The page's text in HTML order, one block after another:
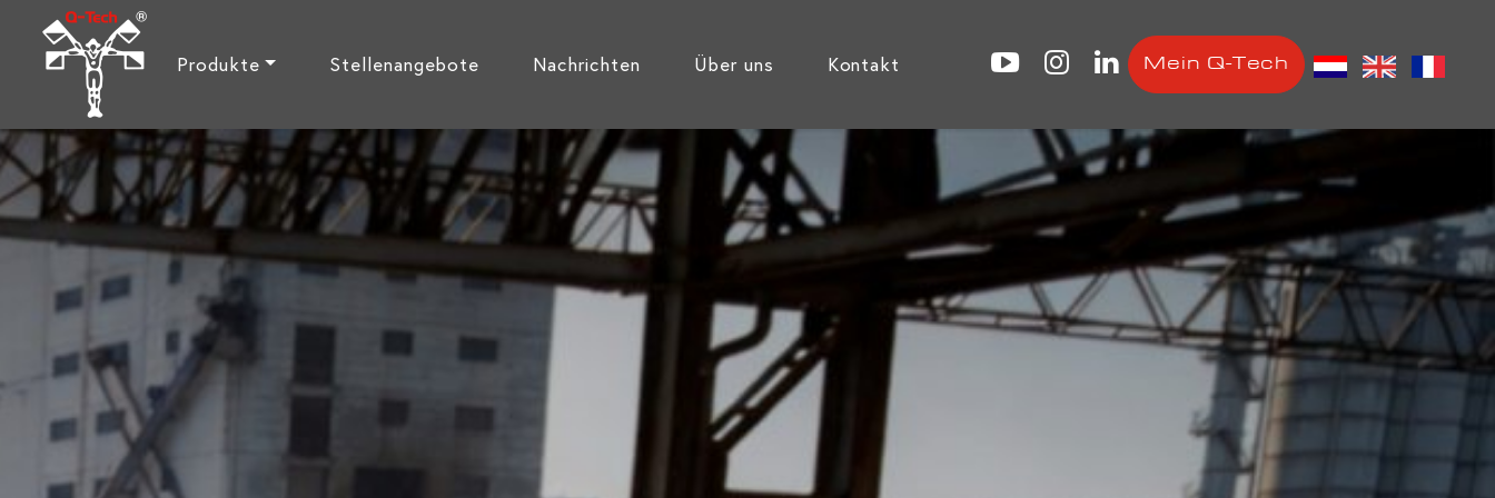
Produkte Stellenangebote Nachrichten Über uns Kontakt Mein Q-Tech